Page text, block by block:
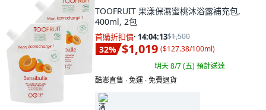
TOOFRUIT 果漾保濕蜜桃沐浴露補充包,
400ml, 2包
首購折扣價· 14:04:11$1,500
32% $1,019 ($127.38/100ml)
明天 8/7 (五)預計送達
酷澎直售 ∙ 免運 ∙ 免費退貨